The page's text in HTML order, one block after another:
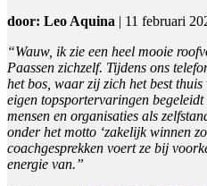
door: Leo Aquina | 11 februari
“Wauw, ik zie een heel mooie
Paassen zichzelf. Tijdens ons
het bos, waar zij zich het best
eigen topsportervaringen
mensen en organisaties als
onder het motto ‘zakelijk winnen
coachgesprekken voert ze bij
energie van.”